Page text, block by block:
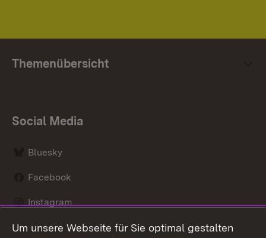
Themenübersicht
Social Media
Bluesky
Facebook
Instagram
LinkedIn
Um unsere Webseite für Sie optimal gestalten